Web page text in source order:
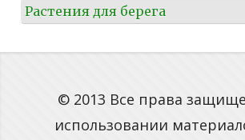
Растения для берега
© 2013 Все права
использовании